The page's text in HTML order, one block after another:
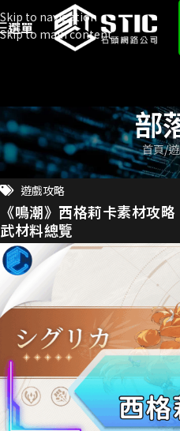
Skip to navigation
Skip to main content
選單
部
首頁
遊戲攻略
《鳴潮》西格莉卡素材攻
武材料總覽